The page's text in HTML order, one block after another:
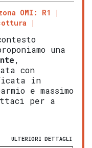
OMI: R1
una
,
con
in
e massimo
per a
ULTERIORI DETTAGLI